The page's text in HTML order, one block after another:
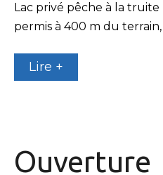
Lac privé pêche à la truite
permis à 400 m du
Lire +
Ouverture